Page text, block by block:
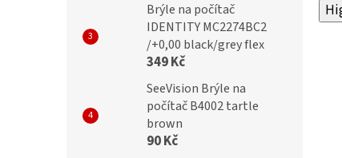
Brýle na počítač
IDENTITY MC2274BC2
/+0,00 black/grey flex
349 Kč
SeeVision Brýle na
počítač B4002 tartle
brown
90 Kč